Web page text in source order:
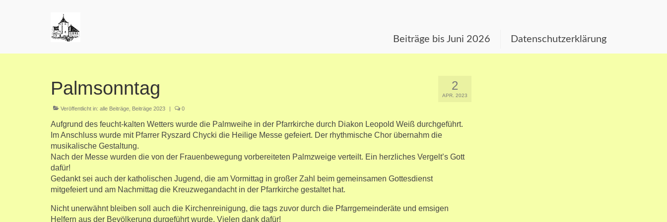
Beiträge bis Juni 2026 Datenschutzerklärung
2
APR. 2023
Palmsonntag
Veröffentlicht in: alle Beiträge Beiträge 2023 | 0
Aufgrund des feucht-kalten Wetters wurde die Palmweihe in der Pfarrkirche durch Diakon Leopold Weiß durchgeführt.
Im Anschluss wurde mit Pfarrer Ryszard Chycki die Heilige Messe gefeiert. Der rhythmische Chor übernahm die
musikalische Gestaltung.
Nach der Messe wurden die von der Frauenbewegung vorbereiteten Palmzweige verteilt. Ein herzliches Vergelt’s Gott
dafür!
Gedankt sei auch der katholischen Jugend, die am Vormittag in großer Zahl beim gemeinsamen Gottesdienst
mitgefeiert und am Nachmittag die Kreuzwegandacht in der Pfarrkirche gestaltet hat.
Nicht unerwähnt bleiben soll auch die Kirchenreinigung, die tags zuvor durch die Pfarrgemeinderäte und emsigen
Helfern aus der Bevölkerung durgeführt wurde. Vielen dank dafür!